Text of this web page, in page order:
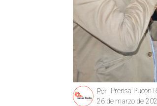
Prensa Pucón
Por
26 de marzo de